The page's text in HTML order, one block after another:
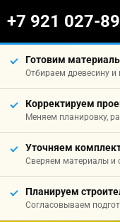
+7 921 027-
Готовим
Отбираем древесину
Корректируем
Меняем планировку,
Уточняем
Сверяем материалы и
Планируем
Согласовываем